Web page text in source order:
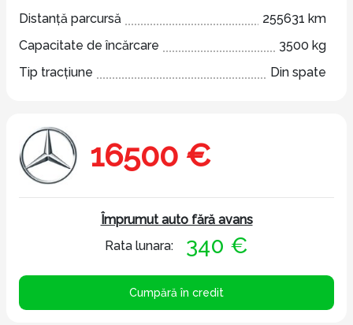
Distanță parcursă
255631 km
Capacitate de încărcare
3500 kg
Tip tracțiune
Din spate
16500 €
Împrumut auto fără avans
Rata lunara:
340 €
Cumpără în credit